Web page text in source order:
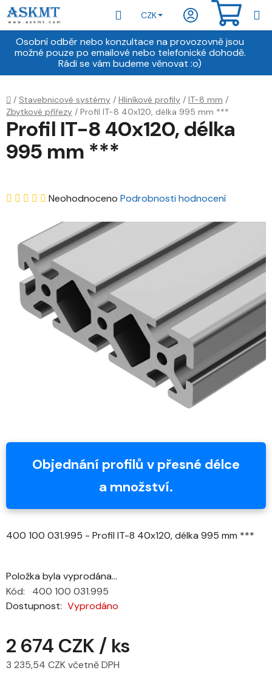
Přejít
na
obsah
Osobní odběr nebo konzultace na provozovně jsou
možné pouze po emailové nebo telefonické dohodě.
Rádi se vám budeme věnovat :o)
Hledat
CZK
Domů
/ Stavebnicové systémy / Hliníkové profily / IT-8 mm /
Zbytkové přířezy / Profil IT-8 40x120, délka 995 mm ***
Objednání profilů v přesné délce
a množství.
400 100 031.995 - Profil IT-8 40x120, délka 995 mm ***
Položka byla vyprodána…
Dostupnost Vyprodáno
Kód: 400 100 031.995
2 674 CZK / ks
3 235,54 CZK včetně DPH
Profil IT-8 40x120, délka
995 mm ***
Průměrné
produktu
je
0,0
z
5
hvězdiček.
Neohodnoceno Podrobnosti hodnocení